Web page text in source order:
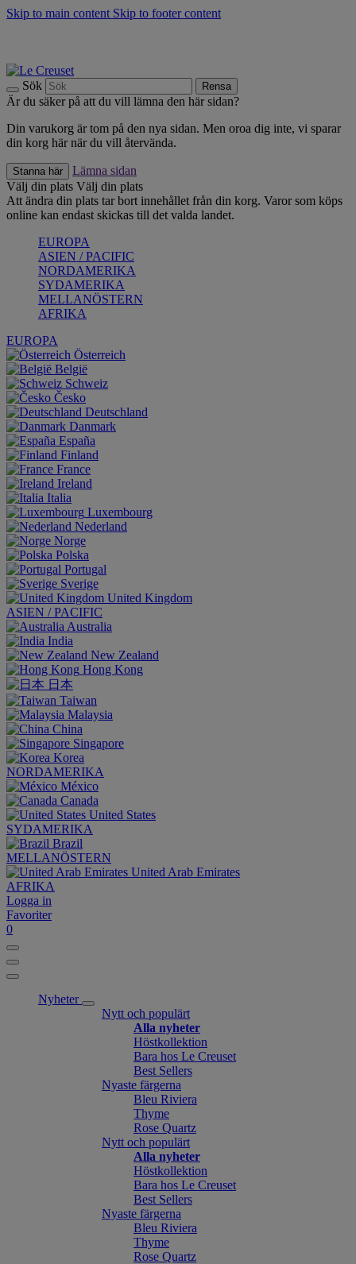
Skip to main content Skip to footer content
Sök Rensa
Är du säker på att du vill lämna den här sidan?
Din varukorg är tom på den nya sidan. Men oroa dig inte, vi sparar
din korg här när du vill återvända.
Stanna här
Lämna sidan
Välj din plats Välj din plats
Att ändra din plats tar bort innehållet från din korg. Varor som köps
online kan endast skickas till det valda landet.
EUROPA
ASIEN / PACIFIC
NORDAMERIKA
SYDAMERIKA
MELLANÖSTERN
AFRIKA
EUROPA
Österreich
België
Schweiz
Česko
Deutschland
Danmark
España
Finland
France
Ireland
Italia
Luxembourg
Nederland
Norge
Polska
Portugal
Sverige
United Kingdom
ASIEN / PACIFIC
Australia
India
New Zealand
Hong Kong
日本
Taiwan
Malaysia
China
Singapore
Korea
NORDAMERIKA
México
Canada
United States
SYDAMERIKA
Brazil
MELLANÖSTERN
United Arab Emirates
AFRIKA
Logga in
Favoriter
0
Nyheter
Nytt och populärt
Alla nyheter
Höstkollektion
Bara hos Le Creuset
Best Sellers
Nyaste färgerna
Bleu Riviera
Thyme
Rose Quartz
Nytt och populärt
Alla nyheter
Höstkollektion
Bara hos Le Creuset
Best Sellers
Nyaste färgerna
Bleu Riviera
Thyme
Rose Quartz